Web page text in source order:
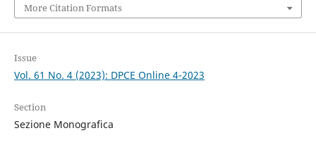
More Citation Formats
Issue
Vol. 61 No. 4 (2023): DPCE Online 4-2023
Section
Sezione Monografica